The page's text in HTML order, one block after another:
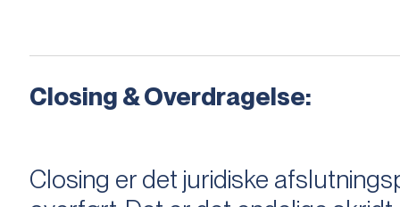
Closing & Overdragelse:
Closing er det juridiske